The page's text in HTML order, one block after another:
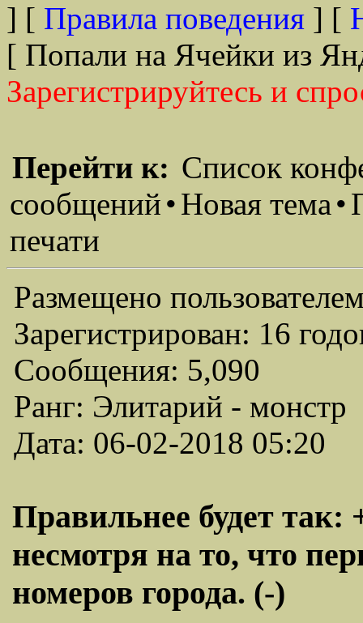
] [ Правила поведения ] [
[ Попали на Ячейки из
Зарегистрируйтесь и
Перейти к: Список
сообщений•Новая тема•
печати
Размещено
Зарегистрирован: 16
Сообщения: 5,090
Ранг: Элитарий - монстр
Дата: 06-02-2018 05:20
Правильнее будет так:
несмотря на то, что
номеров города. (-)